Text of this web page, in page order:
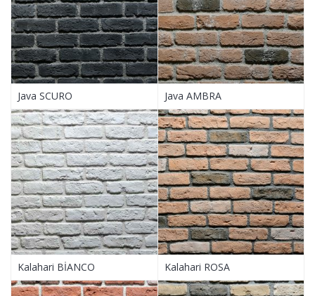
Java SCURO Java AMBRA
Kalahari BİANCO Kalahari ROSA